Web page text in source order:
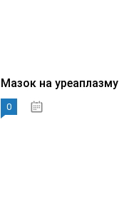
Мазок на уреаплазму
0